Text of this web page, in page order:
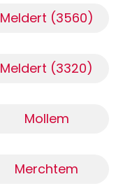
Meldert (3560)
Meldert (3320)
Mollem
Merchtem